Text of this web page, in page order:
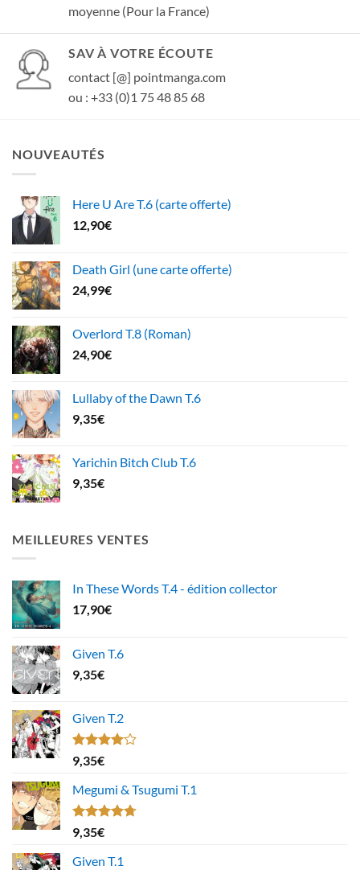
moyenne (Pour la France)
SAV À VOTRE ÉCOUTE
contact [@] pointmanga.com
ou : +33 (0)1 75 48 85 68
NOUVEAUTÉS
Here U Are T.6 (carte offerte)
12,90€
Death Girl (une carte offerte)
24,99€
Overlord T.8 (Roman)
24,90€
Lullaby of the Dawn T.6
9,35€
Yarichin Bitch Club T.6
9,35€
MEILLEURES VENTES
In These Words T.4 - édition collector
17,90€
Given T.6
9,35€
Given T.2
Note
4.00
5
9,35€
Megumi & Tsugumi T.1
Note4.67
sur 5
9,35€
Given T.1